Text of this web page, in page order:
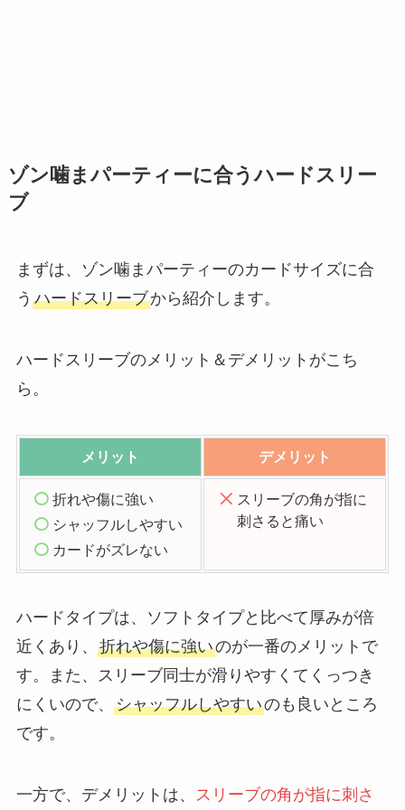
ゾン噛まパーティーに合うハードスリー
ブ
まずは、ゾン噛まパーティーのカードサイズに合
う ハードスリーブから紹介します。
ハードスリーブのメリット＆デメリットがこち
ら。
メリット デメリット
折れや傷に強い
シャッフルしやすい
カードがズレない
スリーブの角が指に
刺さると痛い
ハードタイプは、ソフトタイプと比べて厚みが倍
近くあり、 折れや傷に強いのが一番のメリットで
す。また、スリーブ同士が滑りやすくてくっつき
にくいので、 シャッフルしやすいのも良いところ
です。
一方で、デメリットは、 スリーブの角が指に刺さ